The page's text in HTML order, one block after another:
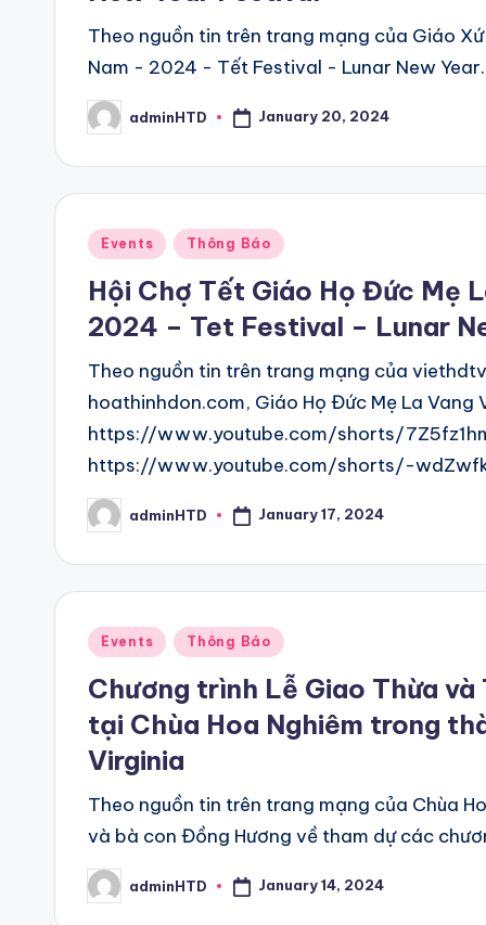
Theo nguồn tin trên trang mạng của Giáo
Nam - 2024 - Tết Festival - Lunar New
Posted
by
adminHTD January 20, 2024
Posted
Events Thông Báo
Hội Chợ Tết Giáo Họ Đức Mẹ
2024 – Tet Festival – Lunar
Theo nguồn tin trên trang mạng của
hoathinhdon.com, Giáo Họ Đức Mẹ La
https://www.youtube.com/shorts/
https://www.youtube.com/shorts/-
Posted
by
adminHTD January 17, 2024
Posted
Events Thông Báo
Chương trình Lễ Giao Thừa
tại Chùa Hoa Nghiêm trong
Virginia
Theo nguồn tin trên trang mạng của Chùa
và bà con Đồng Hương về tham dự các
Posted
by
adminHTD January 14, 2024